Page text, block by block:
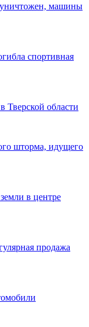
уничтожен, машины
спортивная
Тверской области
шторма, идущего
в центре
продажа